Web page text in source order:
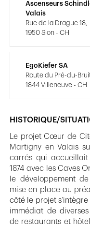
HISTORIQUE/
Le projet Cœur de
Martigny en Valais
carrés qui
1874 avec les Caves
le développement
mise en place au
côté le projet
immédiat de
de restaurants et
Ascenseurs
Valais
Rue de la Drague 18,
1950 Sion - CH
EgoKiefer SA
Route du Pré-du-
1844 Villeneuve - CH